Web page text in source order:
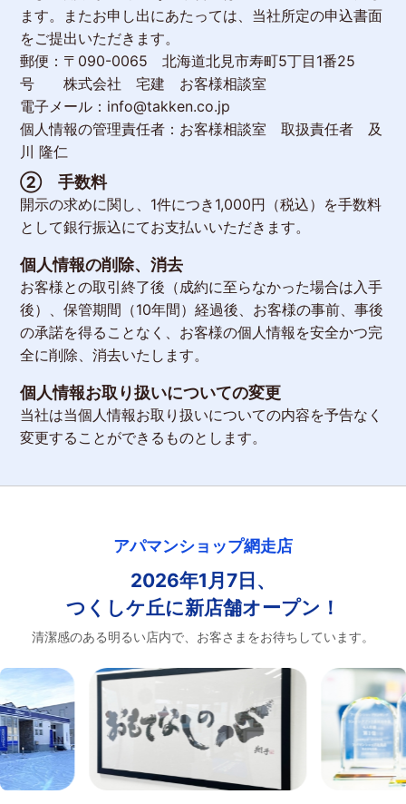
ます。またお申し出にあたっては、当社所定の申込書面
をご提出いただきます。
郵便：〒090-0065 北海道北見市寿町5丁目1番25
号 株式会社 宅建 お客様相談室
電子メール：info@takken.co.jp
個人情報の管理責任者：お客様相談室 取扱責任者 及
川 隆仁
② 手数料
開示の求めに関し、1件につき1,000円（税込）を手数料
として銀行振込にてお支払いいただきます。
個人情報の削除、消去
お客様との取引終了後（成約に至らなかった場合は入手
後）、保管期間（10年間）経過後、お客様の事前、事後
の承諾を得ることなく、お客様の個人情報を安全かつ完
全に削除、消去いたします。
個人情報お取り扱いについての変更
当社は当個人情報お取り扱いについての内容を予告なく
変更することができるものとします。
アパマンショップ網走店
2026年1月7日、
つくしケ丘に新店舗オープン！
清潔感のある明るい店内で、お客さまをお待ちしています。